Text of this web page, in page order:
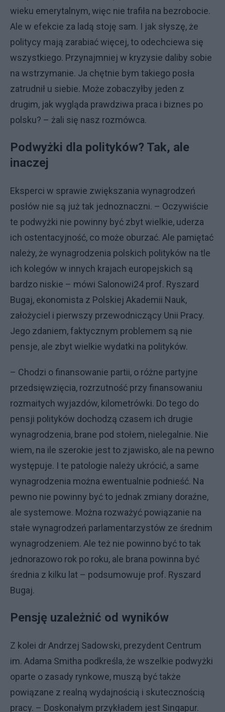
wieku emerytalnym, więc nie trafiła na bezrobocie.
Ale w efekcie za ladą stoję sam. I jak słyszę, że
politycy mają zarabiać więcej, to odechciewa się
wszystkiego. Przynajmniej w kryzysie daliby sobie
na wstrzymanie. Ja chętnie bym takiego posła
zatrudnił u siebie. Może zobaczyłby jeden z
drugim, jak wygląda prawdziwa praca i biznes po
polsku? – żali się nasz rozmówca.
Podwyżki dla polityków? Tak, ale
inaczej
Eksperci w sprawie zwiększania wynagrodzeń
posłów nie są już tak jednoznaczni. – Oczywiście
te podwyżki nie powinny być zbyt wielkie, uderza
ich ostentacyjność, co może oburzać. Ale pamiętać
należy, że wynagrodzenia polskich polityków na tle
ich kolegów w innych krajach europejskich są
bardzo niskie – mówi Salonowi24 prof. Ryszard
Bugaj, ekonomista z Polskiej Akademii Nauk,
założyciel i pierwszy przewodniczący Unii Pracy.
Jego zdaniem, faktycznym problemem są nie
pensje, ale zbyt wielkie wydatki na polityków.
– Chodzi o finansowanie partii, o różne partyjne
przedsięwzięcia, rozrzutność przy finansowaniu
rozmaitych wyjazdów, kilometrówki. Do tego do
pensji polityków dochodzą czasem ich drugie
wynagrodzenia, brane pod stołem, nielegalnie. Nie
wiem, na ile szerokie jest to zjawisko, ale na pewno
występuje. I te patologie należy ukrócić, a same
wynagrodzenia można ewentualnie podnieść. Na
pewno nie powinny być to jednak zmiany doraźne,
ale systemowe. Można rozważyć powiązanie na
stałe wynagrodzeń parlamentarzystów ze średnim
wynagrodzeniem. Ale też nie powinno być to tak
jednorazowo rok po roku, ale brana powinna być
średnia z kilku lat – podsumowuje prof. Ryszard
Bugaj.
Pensję uzależnić od wyników
Z kolei dr Andrzej Sadowski, prezydent Centrum
im. Adama Smitha podkreśla, że wszelkie podwyżki
oparte o zasady rynkowe, muszą być także
powiązane z realną wydajnością i skutecznością
pracy. – Doskonałym przykładem jest Singapur.